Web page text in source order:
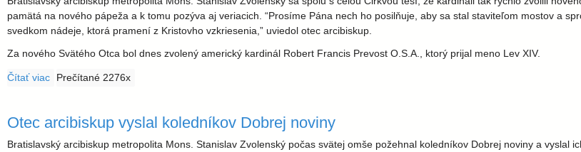
v
s
á
pamätá na nového pápeža a k tomu pozýva aj veriacich. “Prosíme Pána nech ho posilňuje, aby sa stal staviteľom mostov a
svedkom nádeje, ktorá pramení z Kristovho vzkriesenia,” uviedol otec arcibiskup.
Za nového Svätého Otca bol dnes zvolený americký kardinál Robert Francis Prevost O.S.A., ktorý prijal meno Lev XIV.
Čítať viac o Otec arcibiskup: Teším sa s celou Cirkvou, že kardináli tak rýchlo zvolili nového Svätého Otca
Prečítané 2276x
Otec arcibiskup vyslal koledníkov Dobrej noviny
Bratislavský arcibiskup metropolita Mons. Stanislav Zvolenský počas svätej omše požehnal koledníkov Dobrej noviny a vyslal